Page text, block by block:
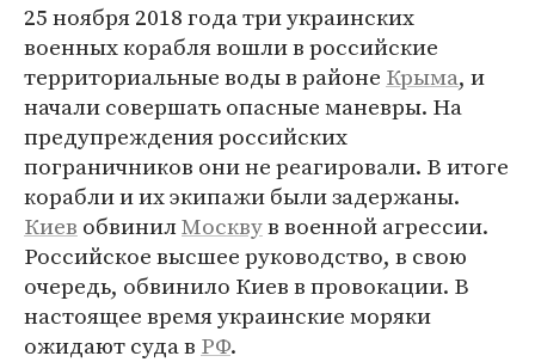
25 ноября 2018 года три украинских
военных корабля вошли в российские
территориальные воды в районе Крыма, и
начали совершать опасные маневры. На
предупреждения российских
пограничников они не реагировали. В итоге
корабли и их экипажи были задержаны.
Киев обвинилМосквув военной агрессии.
Российское высшее руководство, в свою
очередь, обвинило Киев в провокации. В
настоящее время украинские моряки
ожидают суда в РФ.